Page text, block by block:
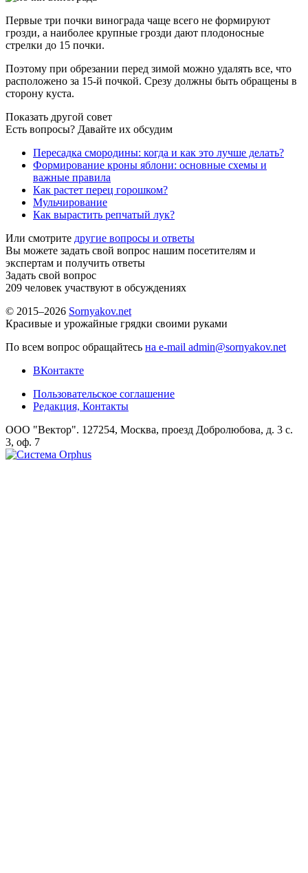
Первые три почки винограда чаще всего не формируют
грозди, а наиболее крупные грозди дают плодоносные
стрелки до 15 почки.
Поэтому при обрезании перед зимой можно удалять все, что
расположено за 15-й почкой. Срезу должны быть обращены в
сторону куста.
Показать другой совет
Есть вопросы? Давайте их обсудим
Пересадка смородины: когда и как это лучше делать?
Формирование кроны яблони: основные схемы и
важные правила
Как растет перец горошком?
Мульчирование
Как вырастить репчатый лук?
Или смотрите другие вопросы и ответы
Вы можете задать свой вопрос нашим посетителям и
экспертам и получить ответы
Задать свой вопрос
209 человек участвуют в обсуждениях
© 2015–2026 Sornyakov.net
Красивые и урожайные грядки своими руками
По всем вопрос обращайтесь на e-mail admin@sornyakov.net
ВКонтакте
Пользовательское соглашение
Редакция, Контакты
ООО "Вектор". 127254, Москва, проезд Добролюбова, д. 3 с.
3, оф. 7